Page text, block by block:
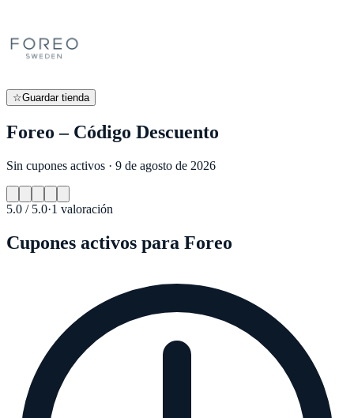
☆Guardar tienda
Foreo – Código Descuento
Sin cupones activos · 9 de agosto de 2026
5.0 / 5.0·1 valoración
Cupones activos para Foreo